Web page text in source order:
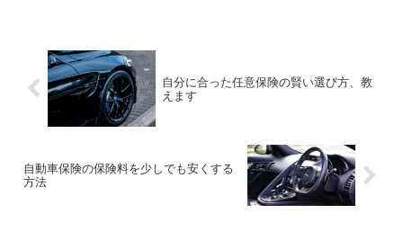
自分に合った任意保険の賢い選び方、教
えます
自動車保険の保険料を少しでも安くする
方法